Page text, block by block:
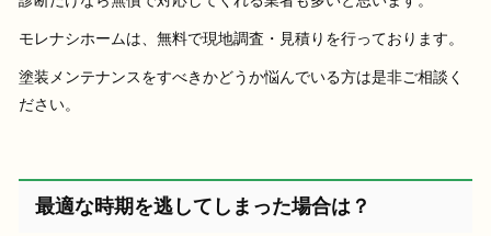
モレナシホームは、無料で現地調査・見積りを行っております。
塗装メンテナンスをすべきかどうか悩んでいる方は是非ご相談く
ださい。
最適な時期を逃してしまった場合は？